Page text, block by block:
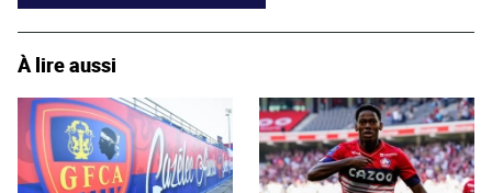
À lire aussi